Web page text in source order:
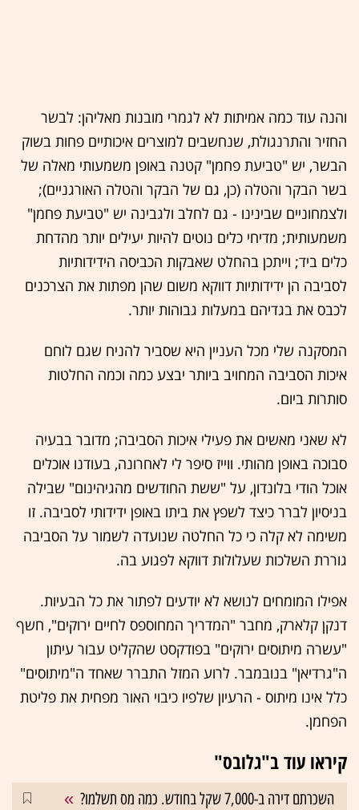
והנה עוד כמה אמיתות לא לגמרי מובנות מאליהן: לבשר
החזיר והתרנגולת, שנחשבים למוצרים איכותיים פחות בשוק
הבשר, יש "טביעת פחמן" קטנה באופן משמעותי מאלה של
בשר הבקר והטלה (כן, גם של הבקר והטלה האורגניים);
ולצמחוניים שבינינו - גם לחלב ולגבינה יש "טביעת פחמן"
משמעותית; מדיחי כלים נוטים להיות יעילים יותר מהדחת
כלים ביד; וייתכן בהחלט שאבקות הכביסה הידידותיות
לסביבה הן ידידותיות דווקא משום שהן מפתות את הצרכנים
לכבס את בגדיהם במעלות גבוהות יותר.
המסקנה שלי מכל העניין היא שסביר להניח שגם לוחם
איכות הסביבה המחויב ביותר יבצע כמה וכמה החלטות
סותרות ביום.
לא שאני מאשים את פעילי איכות הסביבה; מדובר בבעיה
סבוכה באופן מהותי. ווייז סיפר לי לאחרונה, בעודנו אוכלים
אוכל הודי בלונדון, על "ששת החודשים מהגיהינום" שבילה
בניסיון לברר כיצד לשפץ את ביתו באופן ידידותי לסביבה. זו
משימה לא קלה כי כל החלטה שנועדה לשמור על הסביבה
גוררת השלכות שעלולות דווקא לפגוע בה.
אפילו המומחים לנושא לא יודעים לפתור את כל הבעיות.
דנקן קלארק, מחבר "המדריך המחוספס לחיים ירוקים", חשף
"עשרה מיתוסים ירוקים" בפודקסט שהקליט עבור עיתון
ה"גרדיאן" בנובמבר. לרוע המזל התברר שאחד ה"מיתוסים"
כלל אינו מיתוס - הרעיון שלפיו כיבוי האור מפחית את פליטת
הפחמן.
קיראו עוד ב"גלובס"
השכרתם דירה ב-7,000 שקל בחודש. כמה מס תשלמו?